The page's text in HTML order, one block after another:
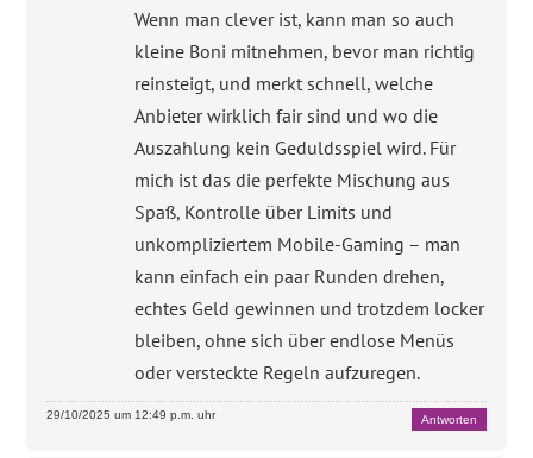
Wenn man clever ist, kann man so auch
kleine Boni mitnehmen, bevor man richtig
reinsteigt, und merkt schnell, welche
Anbieter wirklich fair sind und wo die
Auszahlung kein Geduldsspiel wird. Für
mich ist das die perfekte Mischung aus
Spaß, Kontrolle über Limits und
unkompliziertem Mobile-Gaming – man
kann einfach ein paar Runden drehen,
echtes Geld gewinnen und trotzdem locker
bleiben, ohne sich über endlose Menüs
oder versteckte Regeln aufzuregen.
29/10/2025 um 12:49 p.m. uhr Antworten